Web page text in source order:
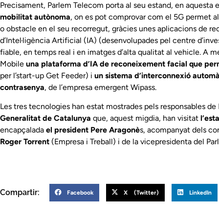
Precisament, Parlem Telecom porta al seu estand, en
mobilitat autònoma, on es pot comprovar com el 5G permet
o obstacle en el seu recorregut, gràcies unes aplicacions de
d’Intel·ligència Artificial (IA) (desenvolupades pel centre
fiable, en temps real i en imatges d’alta qualitat al vehicle. A
Mobile una plataforma d’IA de reconeixement facial que
per l’start-up Get Feeder) i un sistema d’interconnexió
contrasenya, de l’empresa emergent Wipass.
Les tres tecnologies han estat mostrades pels responsables de
Generalitat de Catalunya que, aquest migdia, han visitat
encapçalada el president Pere Aragonès, acompanyat dels
Roger Torrent (Empresa i Treball) i de la vicepresidenta del
Compartir: Facebook X (Twitter) LinkedIn